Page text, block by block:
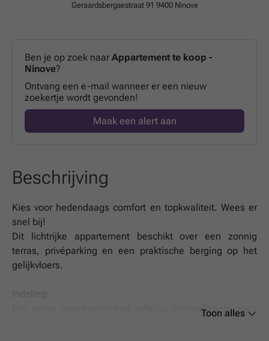
Geraardsbergsestraat 91 9400 Ninove
Ben je op zoek naar Appartement te koop -
Ninove?
Ontvang een e-mail wanneer er een nieuw
zoekertje wordt gevonden!
Maak een alert aan
Beschrijving
Kies voor hedendaags comfort en topkwaliteit. Wees er
snel bij!
Dit lichtrijke appartement beschikt over een zonnig
terras, privéparking en een praktische berging op het
gelijkvloers.
Indeling:
Een ruime woonkamer met volledig geïnstalleerde open
Toon alles